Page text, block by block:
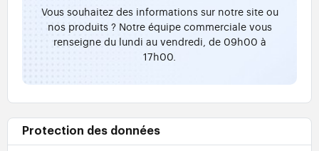
Vous souhaitez des informations sur notre site ou
nos produits ? Notre équipe commerciale vous
renseigne du lundi au vendredi, de 09h00 à
17h00.
Protection des données